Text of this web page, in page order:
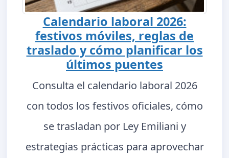
Calendario laboral 2026:
festivos móviles, reglas de
traslado y cómo planificar los
últimos puentes
Consulta el calendario laboral 2026
con todos los festivos oficiales, cómo
se trasladan por Ley Emiliani y
estrategias prácticas para aprovechar